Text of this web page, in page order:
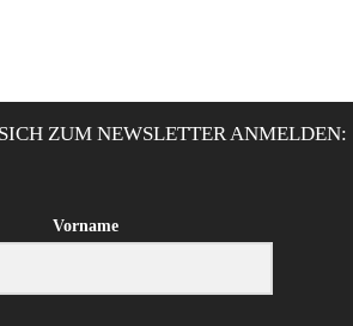
ZUM NEWSLETTER ANMELDEN:
Vorname